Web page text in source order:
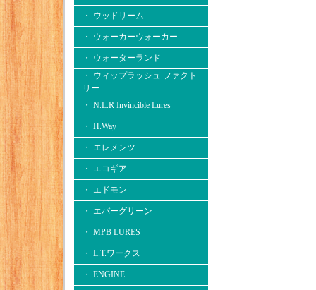
・ ウッドリーム
・ ウォーカーウォーカー
・ ウォーターランド
・ ウィップラッシュ ファクト
リー
・ N.L.R Invincible Lures
・ H.Way
・ エレメンツ
・ エコギア
・ エドモン
・ エバーグリーン
・ MPB LURES
・ L.T.ワークス
・ ENGINE